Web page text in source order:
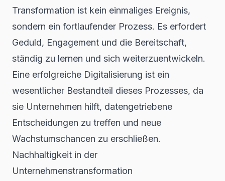
Transformation ist kein einmaliges Ereignis,
sondern ein fortlaufender Prozess. Es erfordert
Geduld, Engagement und die Bereitschaft,
ständig zu lernen und sich weiterzuentwickeln.
Eine erfolgreiche Digitalisierung ist ein
wesentlicher Bestandteil dieses Prozesses, da
sie Unternehmen hilft, datengetriebene
Entscheidungen zu treffen und neue
Wachstumschancen zu erschließen.
Nachhaltigkeit in der
Unternehmenstransformation